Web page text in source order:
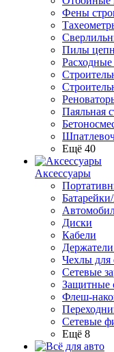
Фены
Пилы
Паяльная
Ещё 40
Аксессуары
Диски
Кабели
Чехлы для
Сетевые
Защитные
Флеш-
Сетевые
Ещё 8